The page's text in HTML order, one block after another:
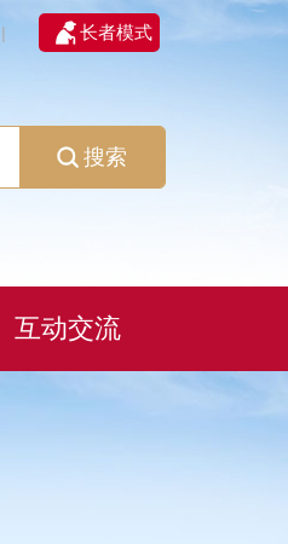
| 长者模式
搜索
互动交流